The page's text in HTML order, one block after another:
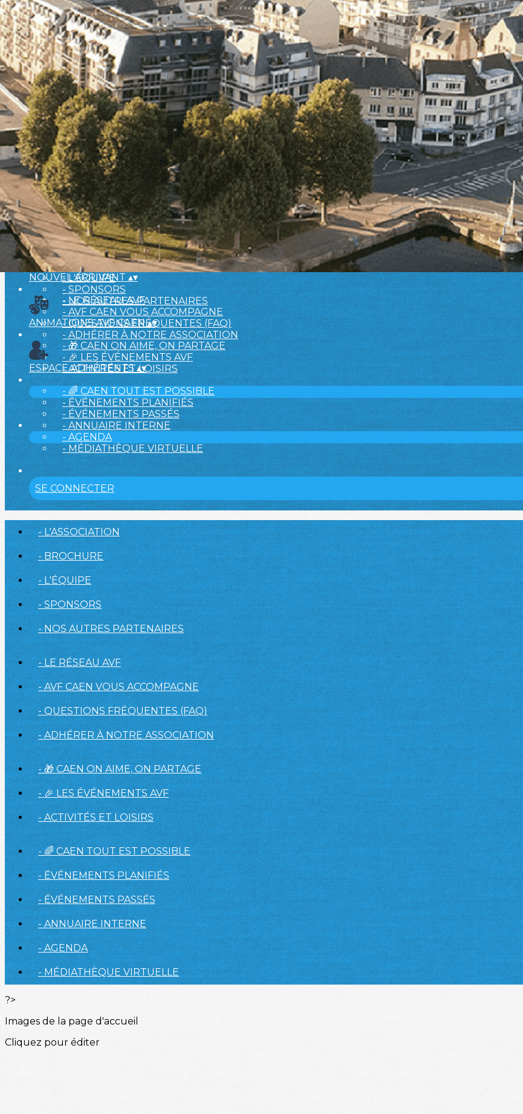
Exporter les lignes sélectionnées
Exporter toutes les colonnes
Exporter uniquement les colonnes affichées
Menu
<
>
- 🎁 Caen on aime, on partage
- 🎉 Les événements AVF
- Activités et Loisirs
Ajoutez un logo, un bouton, des réseaux sociaux
Cliquez pour éditer
L'ASSOCIATION▴▾
- L'ASSOCIATION
- BROCHURE
- L'ÉQUIPE
- SPONSORS
- NOS AUTRES PARTENAIRES
NOUVEL ARRIVANT▴▾
- LE RÉSEAU AVF
- AVF CAEN VOUS ACCOMPAGNE
- QUESTIONS FRÉQUENTES (FAQ)
- ADHÉRER À NOTRE ASSOCIATION
ANIMATIONS AVF CAEN▴▾
- 🎁 CAEN ON AIME, ON PARTAGE
- 🎉 LES ÉVÉNEMENTS AVF
- ACTIVITÉS ET LOISIRS
ESPACE ADHÉRENTS▴▾
- 🌈 CAEN TOUT EST POSSIBLE
- ÉVÉNEMENTS PLANIFIÉS
- ÉVÉNEMENTS PASSÉS
- ANNUAIRE INTERNE
- AGENDA
- MÉDIATHÈQUE VIRTUELLE
SE CONNECTER
- L'ASSOCIATION
- BROCHURE
- L'ÉQUIPE
- SPONSORS
- NOS AUTRES PARTENAIRES
- LE RÉSEAU AVF
- AVF CAEN VOUS ACCOMPAGNE
- QUESTIONS FRÉQUENTES (FAQ)
- ADHÉRER À NOTRE ASSOCIATION
- 🎁 CAEN ON AIME, ON PARTAGE
- 🎉 LES ÉVÉNEMENTS AVF
- ACTIVITÉS ET LOISIRS
- 🌈 CAEN TOUT EST POSSIBLE
- ÉVÉNEMENTS PLANIFIÉS
- ÉVÉNEMENTS PASSÉS
- ANNUAIRE INTERNE
- AGENDA
- MÉDIATHÈQUE VIRTUELLE
?>
Images de la page d'accueil
Cliquez pour éditer